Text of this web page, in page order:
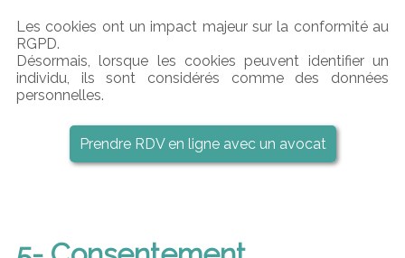
Les cookies ont un impact majeur sur la conformité au
RGPD.
Désormais, lorsque les cookies peuvent identifier un
individu, ils sont considérés comme des données
personnelles.
Prendre RDV en ligne avec un avocat